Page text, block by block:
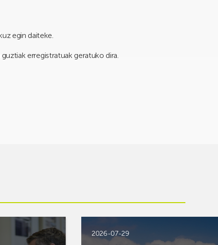
egin daiteke.
erregistratuak geratuko dira.
2026-07-29